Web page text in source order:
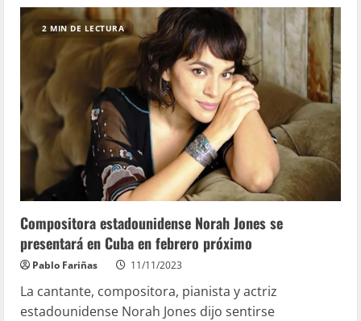
2 MIN DE LECTURA
Compositora estadounidense Norah Jones se
presentará en Cuba en febrero próximo
Pablo Fariñas 11/11/2023
La cantante, compositora, pianista y actriz
estadounidense Norah Jones dijo sentirse